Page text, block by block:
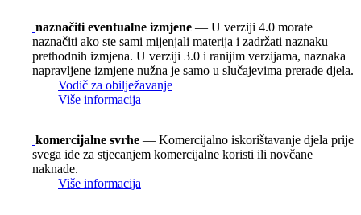
naznačiti eventualne izmjene — U verziji 4.0 morate
naznačiti ako ste sami mijenjali materija i zadržati naznaku
prethodnih izmjena. U verziji 3.0 i ranijim verzijama, naznaka
napravljene izmjene nužna je samo u slučajevima prerade djela.
Vodič za obilježavanje
Više informacija
komercijalne svrhe — Komercijalno iskorištavanje djela prije
svega ide za stjecanjem komercijalne koristi ili novčane
naknade.
Više informacija